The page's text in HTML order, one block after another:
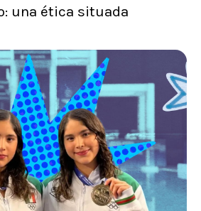
una ética situada